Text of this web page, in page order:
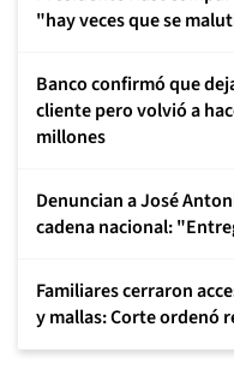
"hay veces que se
Banco confirmó que
cliente pero volvió a
millones
Denuncian a José
cadena nacional:
Familiares cerraron
y mallas: Corte ordenó